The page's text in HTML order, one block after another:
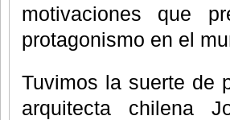
motivaciones que
protagonismo en el
Tuvimos la suerte de
arquitecta chilena